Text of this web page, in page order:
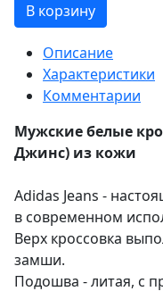
В корзину
Описание
Характеристики
Комментарии
Мужские белые
Джинс) из кожи
Adidas Jeans -
в современном
Верх кроссовка
замши.
Подошва - литая, с